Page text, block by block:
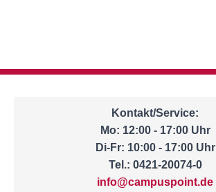
Kontakt/Service:
Mo: 12:00 - 17:00 Uhr
Di-Fr: 10:00 - 17:00 Uhr
Tel.: 0421-20074-0
info@campuspoint.de